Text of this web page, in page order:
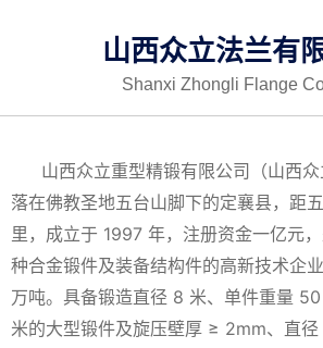
山西众立法兰有
Shanxi Zhongli Flange
山西众立重型精锻有限公司（山西
落在佛教圣地五台山脚下的定襄县，距
里，成立于 1997 年，注册资金一亿元
种合金锻件及装备结构件的高新技术企
万吨。具备锻造直径 8 米、单件重量
米的大型锻件及旋压壁厚 ≥ 2mm、直